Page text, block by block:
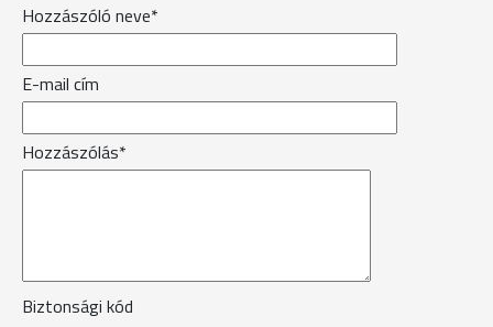
Hozzászóló neve*
E-mail cím
Hozzászólás*
Biztonsági kód